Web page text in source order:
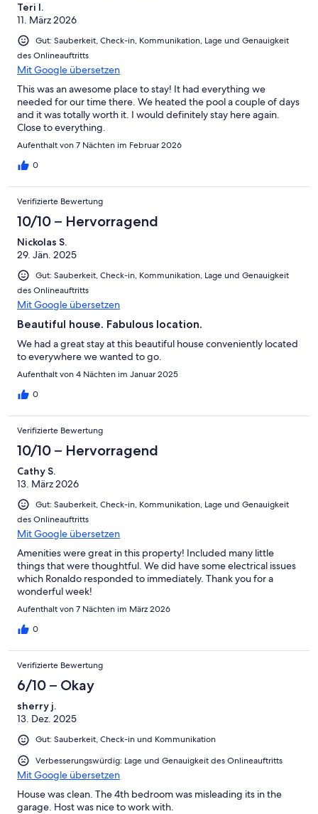
Teri I.
11. März 2026
Gut: Sauberkeit, Check-in, Kommunikation, Lage und Genauigkeit
des Onlineauftritts
Mit Google übersetzen
This was an awesome place to stay! It had everything we
needed for our time there. We heated the pool a couple of days
and it was totally worth it. I would definitely stay here again.
Close to everything.
Aufenthalt von 7 Nächten im Februar 2026
0
Verifizierte Bewertung
10/10 – Hervorragend
Nickolas S.
29. Jän. 2025
Gut: Sauberkeit, Check-in, Kommunikation, Lage und Genauigkeit
des Onlineauftritts
Mit Google übersetzen
Beautiful house. Fabulous location.
We had a great stay at this beautiful house conveniently located
to everywhere we wanted to go.
Aufenthalt von 4 Nächten im Januar 2025
0
Verifizierte Bewertung
10/10 – Hervorragend
Cathy S.
13. März 2026
Gut: Sauberkeit, Check-in, Kommunikation, Lage und Genauigkeit
des Onlineauftritts
Mit Google übersetzen
Amenities were great in this property! Included many little
things that were thoughtful. We did have some electrical issues
which Ronaldo responded to immediately. Thank you for a
wonderful week!
Aufenthalt von 7 Nächten im März 2026
0
Verifizierte Bewertung
6/10 – Okay
sherry j.
13. Dez. 2025
Gut: Sauberkeit, Check-in und Kommunikation
Verbesserungswürdig: Lage und Genauigkeit des Onlineauftritts
Mit Google übersetzen
House was clean. The 4th bedroom was misleading its in the
garage. Host was nice to work with.